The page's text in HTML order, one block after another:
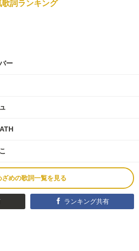
詞ランキング
ー
ざめの歌詞一覧を見る
ランキング共有